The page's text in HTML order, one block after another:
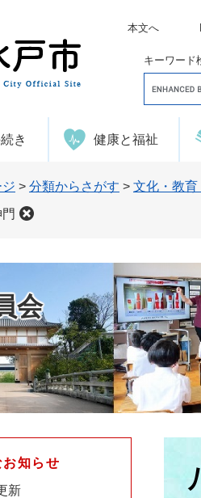
本文へ
キーワード
o
e
タ
ム
き 健康と福祉
ジ > 分類からさがす > 文化・教育
会
知らせ
新